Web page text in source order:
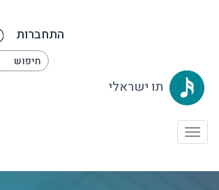
התחברות
תו ישראלי
Toggle